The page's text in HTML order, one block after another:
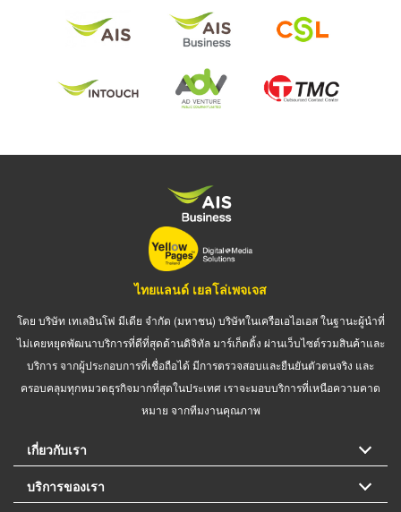
ไทยแลนด์ เยลโล่เพจเจส
โดย บริษัท เทเลอินโฟ มีเดีย จำกัด (มหาชน) บริษัทในเครือเอไอเอส ในฐานะผู้นำที่
ไม่เคยหยุดพัฒนาบริการที่ดีที่สุดด้านดิจิทัล มาร์เก็ตติ้ง ผ่านเว็บไซต์รวมสินค้าและ
บริการ จากผู้ประกอบการที่เชื่อถือได้ มีการตรวจสอบและยืนยันตัวตนจริง และ
ครอบคลุมทุกหมวดธุรกิจมากที่สุดในประเทศ เราจะมอบบริการที่เหนือความคาด
หมาย จากทีมงานคุณภาพ
เกี่ยวกับเรา
บริการของเรา